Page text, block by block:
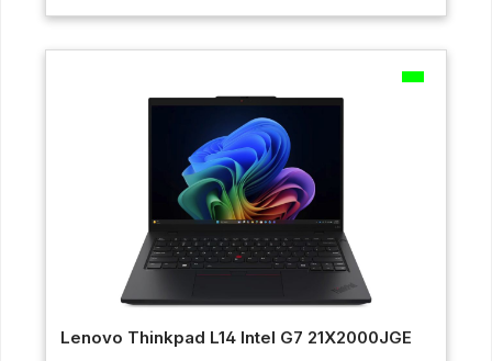
Lenovo Thinkpad L14 Intel G7 21X2000JGE